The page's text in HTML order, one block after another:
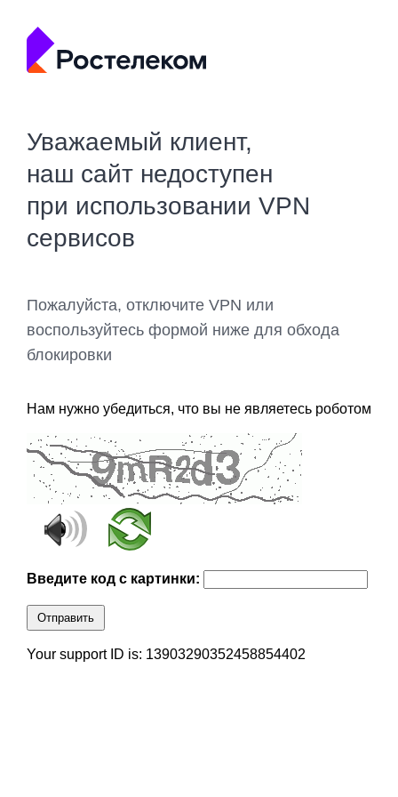
Уважаемый клиент,
наш сайт недоступен
при использовании VPN
сервисов
Пожалуйста, отключите VPN или
воспользуйтесь формой ниже для обхода
блокировки
Нам нужно убедиться, что вы не являетесь роботом
Введите код с картинки:
Отправить
Your support ID is: 13903290352458854402